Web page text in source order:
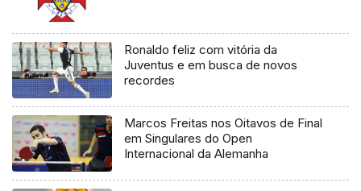
Ronaldo feliz com vitória da
Juventus e em busca de novos
recordes
Marcos Freitas nos Oitavos de Final
em Singulares do Open
Internacional da Alemanha